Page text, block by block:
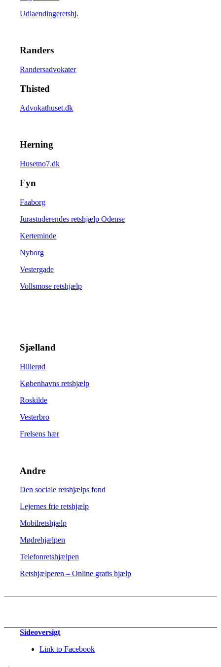
Udlaendingeretshj.
Randers
Randersadvokater
Thisted
Advokathuset.dk
Herning
Husetno7.dk
Fyn
Faaborg
Jurastuderendes retshjælp Odense
Kerteminde
Nyborg
Vestergade
Vollsmose retshjælp
Sjælland
Hillerød
Københavns retshjælp
Roskilde
Vesterbro
Frelsens hær
Andre
Den sociale retshjælps fond
Lejernes frie retshjælp
Mobilretshjælp
Mødrehjælpen
Telefonretshjælpen
Retshjælperen – Online gratis hjælp
Sideoversigt
Link to Facebook